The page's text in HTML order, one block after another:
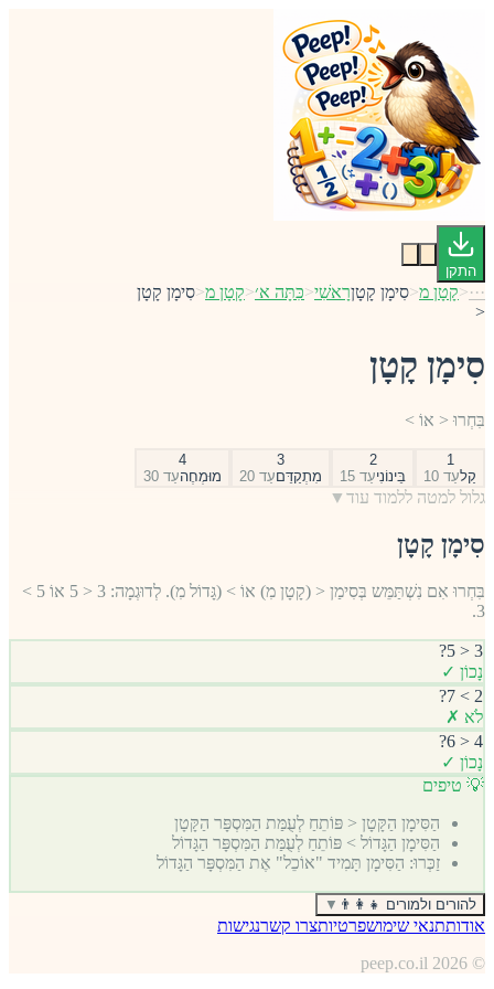
התקן
···
<קָטָן מ<סִימָן קָטָןרָאשִׁי<כִּתָּה א׳<קָטָן מ<סִימָן קָטָן
<
סִימָן קָטָן
בִּחְרוּ < אוֹ >
1
קַלעַד 10
2
בֵּינוֹנִיעַד 15
3
מִתְקַדֵּםעַד 20
4
מוּמְחֶהעַד 30
גלול למטה ללמוד עוד ▼
סִימָן קָטָן
בִּחְרוּ אִם נִשְׁתַּמֵּש בְּסִימַן < (קָטָן מִ) אוֹ > (גָּדוֹל מִ). לְדוּגְמָה: 3 < 5 אוֹ 5 >
3.
3 < 5?
נָכוֹן ✓
2 > 7?
לֹא ✗
4 < 6?
נָכוֹן ✓
💡 טיפים
הַסִּימָן הַקָּטָן < פּוֹתֵחַ לְעֻמַּת הַמִּסְפָּר הַקָּטָן
הַסִּימָן הַגָּדוֹל > פּוֹתֵחַ לְעֻמַּת הַמִּסְפָּר הַגָּדוֹל
זַכְּרוּ: הַסִּימָן תָּמִיד "אוֹכֵל" אֶת הַמִּסְפָּר הַגָּדוֹל
להורים ולמורים 👨‍👩‍👧 ▼
אודותתנאי שימושפרטיותצרו קשרנגישות
©
2026